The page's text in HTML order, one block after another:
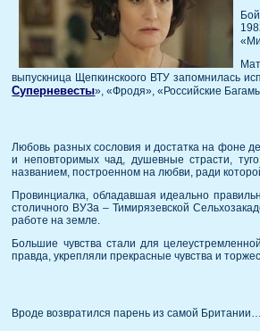
выпускница Щепкинскоого ВТУ запомнилась
Суперневесты», «Фродя», «Российские
Любовь разных сословия и достатка на фоне
и неповторимых чад, душевные страсти,
названием, построенном на любви, ради
Провинциалка, обладавшая идеально
столичного ВУЗа – Тимирязевской
работе на земле.
Большие чувства стали для
правда, укрепляли прекрасные чувства и
Вроде возвратился парень из самой